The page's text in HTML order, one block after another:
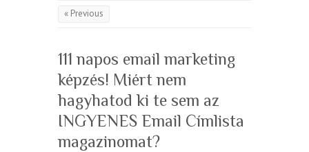
« Previous
111 napos email marketing
képzés! Miért nem
hagyhatod ki te sem az
INGYENES Email Címlista
magazinomat?